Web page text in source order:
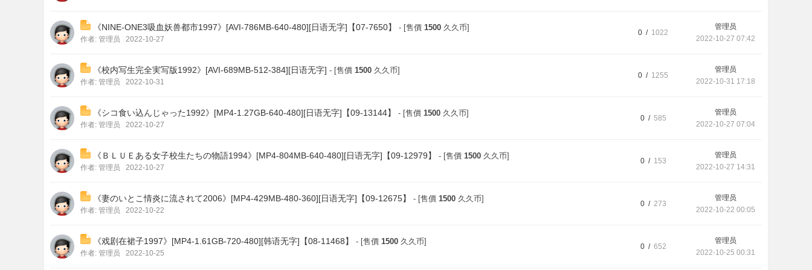
影
视
《NINE-ONE3吸血妖兽都市1997》[AVI-786MB-640-480][日语无字]【07-7650】 - [售價 1500 久久币]
作者: 管理员 2022-10-27
0 / 1022
管理员
2022-10-27 07:42
《校内写生完全実写版1992》[AVI-689MB-512-384][日语无字] - [售價 1500 久久币]
作者: 管理员 2022-10-31
0 / 1255
管理员
2022-10-31 17:18
《シコ食い込んじゃった1992》[MP4-1.27GB-640-480][日语无字]【09-13144】 - [售價 1500 久久币]
作者: 管理员 2022-10-27
0 / 585
管理员
2022-10-27 07:04
《ＢＬＵＥある女子校生たちの物語1994》[MP4-804MB-640-480][日语无字]【09-12979】 - [售價 1500 久久币]
作者: 管理员 2022-10-27
0 / 153
管理员
2022-10-27 14:31
《妻のいとこ情炎に流されて2006》[MP4-429MB-480-360][日语无字]【09-12675】 - [售價 1500 久久币]
作者: 管理员 2022-10-22
0 / 273
管理员
2022-10-22 00:05
《戏剧在裙子1997》[MP4-1.61GB-720-480][韩语无字]【08-11468】 - [售價 1500 久久币]
作者: 管理员 2022-10-25
0 / 652
管理员
2022-10-25 00:31